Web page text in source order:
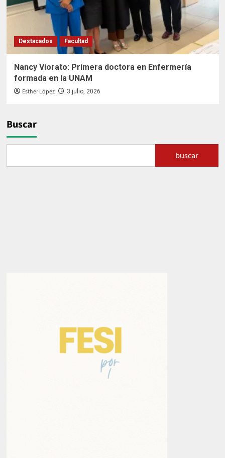
Destacados Facultad
Nancy Viorato: Primera doctora en Enfermería
formada en la UNAM
Esther López 3 julio, 2026
Buscar
buscar